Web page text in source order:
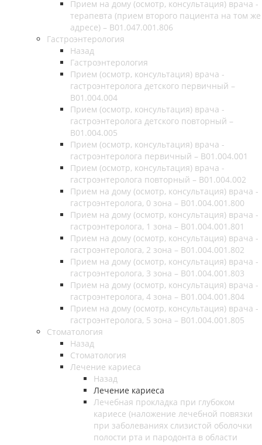
Прием на дому (осмотр, консультация) врача -
терапевта (прием второго пациента на том же
адресе) – В01.047.001.806
Гастроэнтерология
Назад
Гастроэнтерология
Прием (осмотр, консультация) врача -
гастроэнтеролога детского первичный –
B01.004.004
Прием (осмотр, консультация) врача -
гастроэнтеролога детского повторный –
B01.004.005
Прием (осмотр, консультация) врача -
гастроэнтеролога первичный – B01.004.001
Прием (осмотр, консультация) врача -
гастроэнтеролога повторный – B01.004.002
Прием на дому (осмотр, консультация) врача -
гастроэнтеролога, 0 зона – B01.004.001.800
Прием на дому (осмотр, консультация) врача -
гастроэнтеролога, 1 зона – B01.004.001.801
Прием на дому (осмотр, консультация) врача -
гастроэнтеролога, 2 зона – B01.004.001.802
Прием на дому (осмотр, консультация) врача -
гастроэнтеролога, 3 зона – B01.004.001.803
Прием на дому (осмотр, консультация) врача -
гастроэнтеролога, 4 зона – B01.004.001.804
Прием на дому (осмотр, консультация) врача -
гастроэнтеролога, 5 зона – B01.004.001.805
Стоматология
Назад
Стоматология
Лечение кариеса
Назад
Лечение кариеса
Лечебная прокладка при глубоком
кариесе (наложение лечебной повязки
при заболеваниях слизистой оболочки
полости рта и пародонта в области